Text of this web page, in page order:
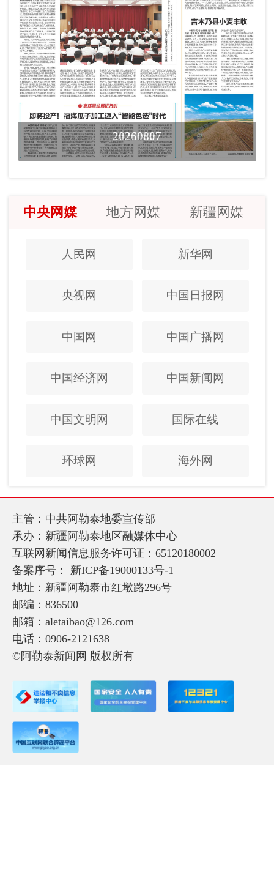
20260807
中央网媒 地方网媒 新疆网媒
人民网 新华网
央视网 中国日报网
中国网 中国广播网
中国经济网 中国新闻网
中国文明网 国际在线
环球网 海外网
主管：中共阿勒泰地委宣传部
承办：新疆阿勒泰地区融媒体中心
互联网新闻信息服务许可证：65120180002
备案序号： 新ICP备19000133号-1
地址：新疆阿勒泰市红墩路296号
邮编：836500
邮箱：aletaibao@126.com
电话：0906-2121638
©阿勒泰新闻网 版权所有